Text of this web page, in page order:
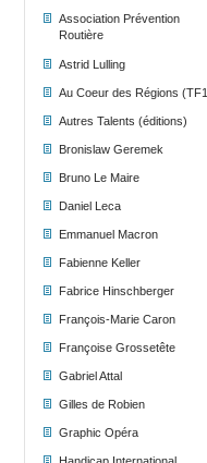
Association Prévention
Routière
Astrid Lulling
Au Coeur des Régions
Autres Talents (éditions)
Bronislaw Geremek
Bruno Le Maire
Daniel Leca
Emmanuel Macron
Fabienne Keller
Fabrice Hinschberger
François-Marie Caron
Françoise Grossetête
Gabriel Attal
Gilles de Robien
Graphic Opéra
Handicap International